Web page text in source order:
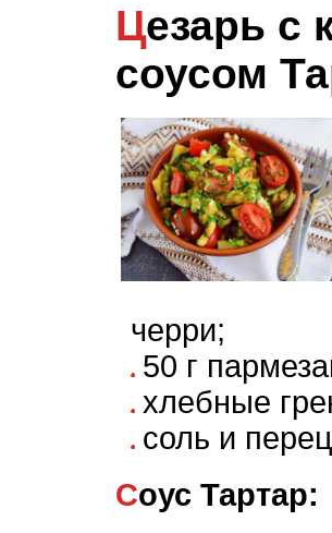
Цезарь с креветками и
соусом
черри;
50 г
хлебные
соль и
Соус Тартар: